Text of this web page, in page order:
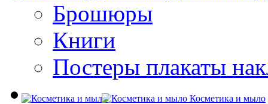
Брошюры
Книги
Постеры плакаты
Косметика и мыло